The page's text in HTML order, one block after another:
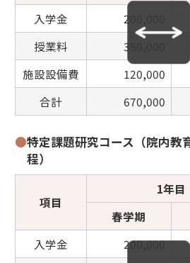
入学金
200,000
授業料
350,000
施設設備費
120,000
合計
670,000
●特定課題研究コース（院内教
程）
項目
1年目
春学期
入学金
200,000